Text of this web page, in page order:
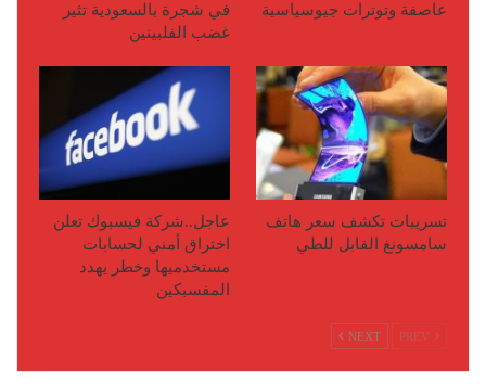
عاصفة وتوترات جيوسياسية
في شجرة بالسعودية تثير
غضب الفلبينين
تسريبات تكشف سعر هاتف
سامسونغ القابل للطي
عاجل..شركة فيسبوك تعلن
اختراق أمني لحسابات
مستخدميها وخطر يهدد
المفسبكين
NEXT